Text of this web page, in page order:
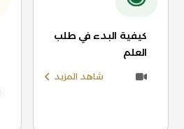
كيفية البدء في طلب
العلم
شاهد المزيد